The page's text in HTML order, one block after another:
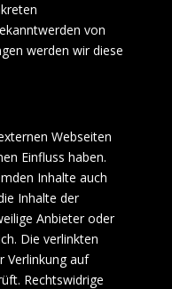
von
werden wir diese
Webseiten
Einfluss haben.
Inhalte auch
Inhalte der
Anbieter oder
Die verlinkten
Verlinkung auf
Rechtswidrige